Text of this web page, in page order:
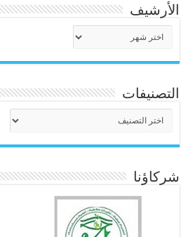
الأرشيف
التصنيفات
شركاؤنا